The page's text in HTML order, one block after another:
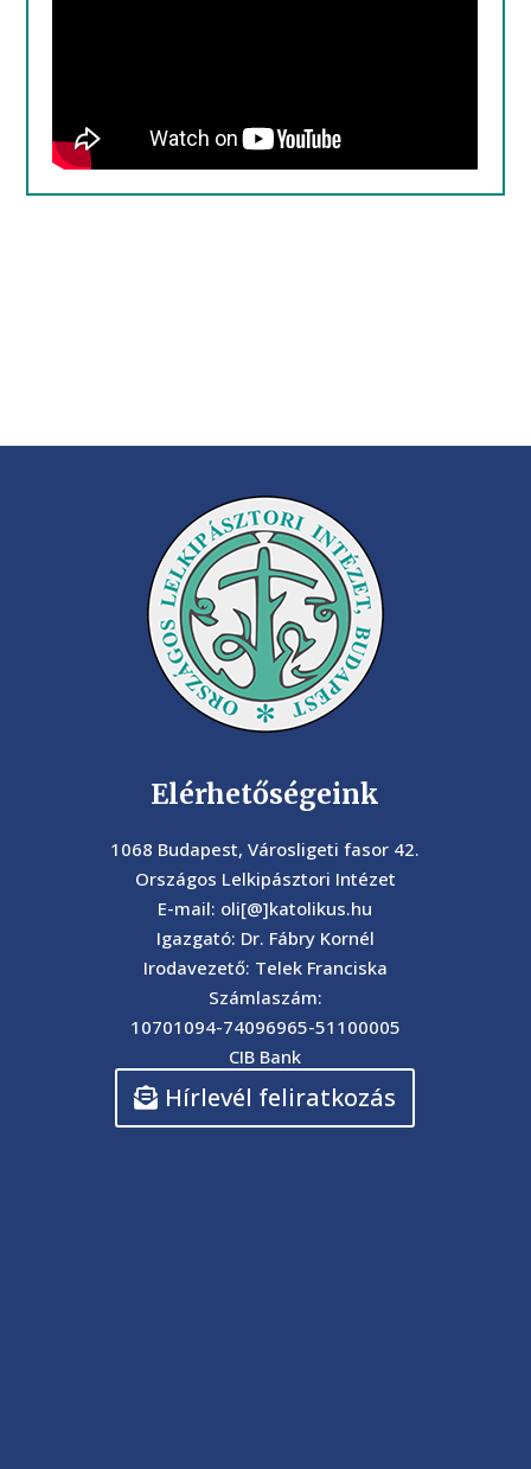
Elérhetőségeink
1068 Budapest, Városligeti fasor 42.
Országos Lelkipásztori Intézet
E-mail: oli[@]katolikus.hu
Igazgató: Dr. Fábry Kornél
Irodavezető: Telek Franciska
Számlaszám:
10701094-74096965-51100005
CIB Bank
Hírlevél feliratkozás